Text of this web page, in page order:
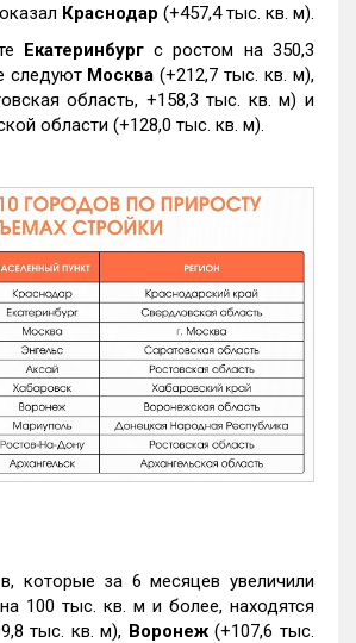
Краснодар (+457,4 тыс. кв. м).
Екатеринбургс ростом на 350,3
следуют Москва (+212,7 тыс. кв. м),
область, +158,3 тыс. кв. м) и
области (+128,0 тыс. кв. м).
которые за 6 месяцев увеличили
100 тыс. кв. м и более, находятся
тыс. кв. м), Воронеж(+107,6 тыс.